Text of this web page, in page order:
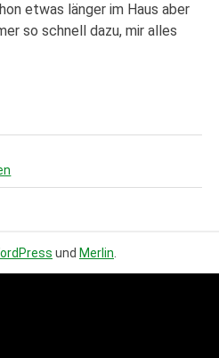
etwas länger im Haus aber
so schnell dazu, mir alles
und Merlin